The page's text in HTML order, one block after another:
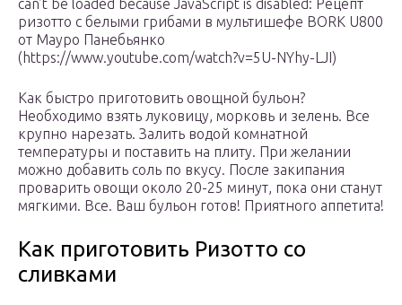
can’t be loaded because JavaScript is disabled: Рецепт
ризотто с белыми грибами в мультишефе BORK U800
от Мауро Панебьянко
(https://www.youtube.com/watch?v=5U-NYhy-LJI)
Как быстро приготовить овощной бульон?
Необходимо взять луковицу, морковь и зелень. Все
крупно нарезать. Залить водой комнатной
температуры и поставить на плиту. При желании
можно добавить соль по вкусу. После закипания
проварить овощи около 20-25 минут, пока они станут
мягкими. Все. Ваш бульон готов! Приятного аппетита!
Как приготовить Ризотто со
сливками